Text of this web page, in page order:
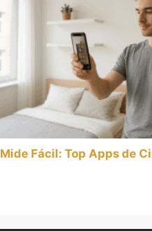
Mide Fácil: Top Apps de